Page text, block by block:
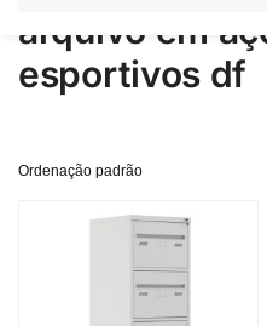
arquivo em
esportivos df